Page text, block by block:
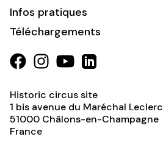
Infos pratiques
Téléchargements
Historic circus site
1 bis avenue du Maréchal Leclerc
51000 Châlons-en-Champagne
France